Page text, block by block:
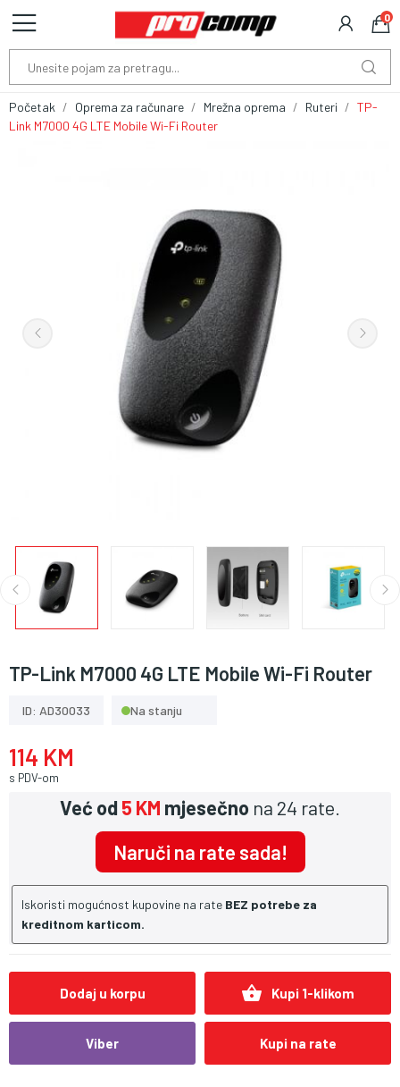
0
Početak Oprema za računare Mrežna oprema Ruteri
TP-
Link M7000 4G LTE Mobile Wi-Fi Router
TP-Link M7000 4G LTE Mobile Wi-Fi Router
ID: AD30033 Na stanju
114 KM
s PDV-om
Već od5 KM mjesečno na 24 rate.
Naruči na rate sada!
Iskoristi mogućnost kupovine na rate BEZ potrebe za
kreditnom karticom.
Dodaj u korpu shopping_basket Kupi 1-klikom
Viber Kupi na rate